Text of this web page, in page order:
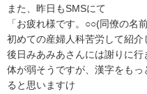
また、昨日もSMSにて
「お疲れ様です。○○(同僚の名
初めての産婦人科苦労して紹介
後日みあみあさんには謝りに行
体が弱そうですが、漢字をも
ると思いますけ